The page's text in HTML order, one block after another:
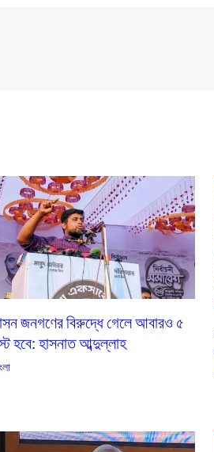
জনগণের বিরুদ্ধে গেলে আবারও ৫
হবে: হাসনাত আব্দুল্লাহ